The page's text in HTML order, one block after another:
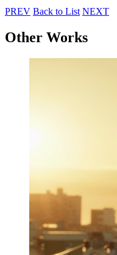
PREV Back to List NEXT
Other Works